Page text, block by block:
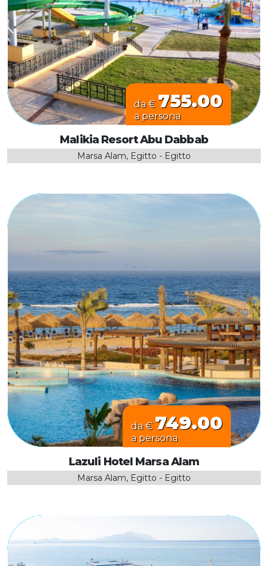
da € 755.00
a persona
Malikia Resort Abu Dabbab
Marsa Alam, Egitto - Egitto
da € 749.00
a persona
Lazuli Hotel Marsa Alam
Marsa Alam, Egitto - Egitto